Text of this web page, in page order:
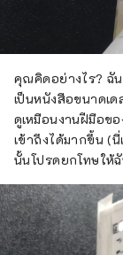
คุณคิดอย่างไร? ฉัน
เป็นหนังสือขนาดเ
ดูเหมือนงานฝีมือข
เข้าถึงได้มากขึ้น (
นั้นโปรดยกโทษให้